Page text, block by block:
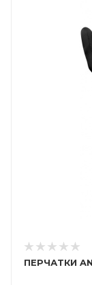
ПЕРЧАТКИ